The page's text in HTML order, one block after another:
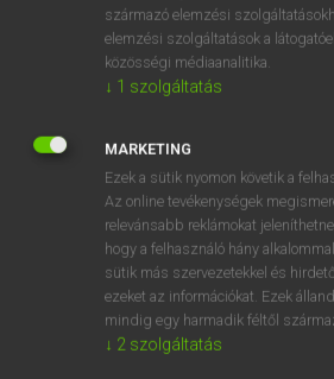
OOOOPS!
SZOTAR.NET
MICROSOFT OFFICE
BEÉPÜLŐ
ONLINE
származó elemzési
elemzési szolgáltatások a
közösségi médiaanalitika.
↓ 1 szolgáltatás
MARKETING
Ezek a sütik nyomon követik a
Az online tevékenységek
relevánsabb reklámokat
hogy a felhasználó hány
sütik más szervezetekkel és
ezeket az információkat. Ezek
mindig egy harmadik féltől
↓ 2 szolgáltatás